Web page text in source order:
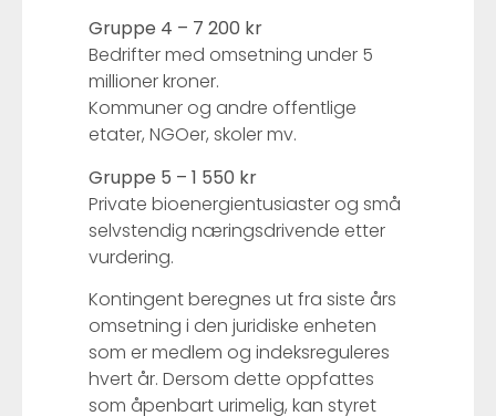
Gruppe 4 – 7 200 kr
Bedrifter med omsetning under 5
millioner kroner.
Kommuner og andre offentlige
etater, NGOer, skoler mv.
Gruppe 5 – 1 550 kr
Private bioenergientusiaster og små
selvstendig næringsdrivende etter
vurdering.
Kontingent beregnes ut fra siste års
omsetning i den juridiske enheten
som er medlem og indeksreguleres
hvert år. Dersom dette oppfattes
som åpenbart urimelig, kan styret